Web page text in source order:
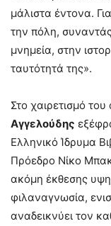
μάλιστα έντονα.
την πόλη,
μνημεία, στην
ταυτότητά της».
Στο χαιρετισμό
Αγγελούδης
Ελληνικό Ίδρυμα
Πρόεδρο Νίκο
ακόμη έκθεσης
φιλαναγνωσία,
αναδεικνύει τον